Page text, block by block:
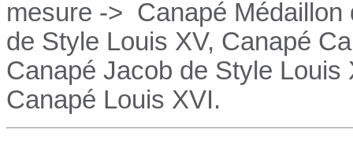
mesure -> Canapé
de Style Louis XV, Canapé
Canapé Jacob de Style
Canapé Louis XVI.